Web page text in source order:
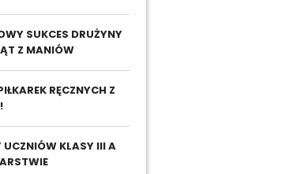
SUKCES DRUŻYNY
Z MANIÓW
RĘCZNYCH Z
UCZNIÓW KLASY III A